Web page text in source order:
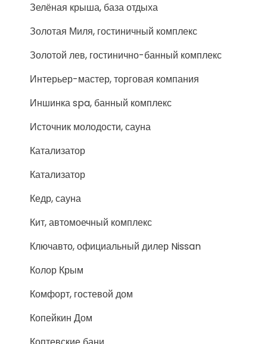
Зелёная крыша, база отдыха
Золотая Миля, гостиничный комплекс
Золотой лев, гостинично-банный комплекс
Интерьер-мастер, торговая компания
Иншинка spa, банный комплекс
Источник молодости, сауна
Катализатор
Катализатор
Кедр, сауна
Кит, автомоечный комплекс
Ключавто, официальный дилер Nissan
Колор Крым
Комфорт, гостевой дом
Копейкин Дом